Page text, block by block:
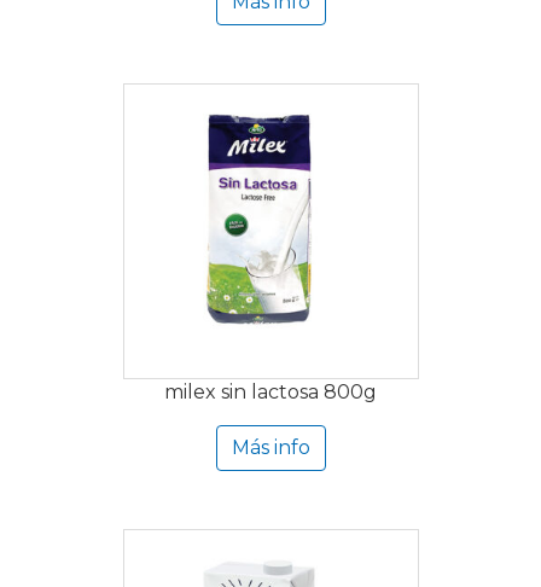
milex sin lactosa 800g
Más info